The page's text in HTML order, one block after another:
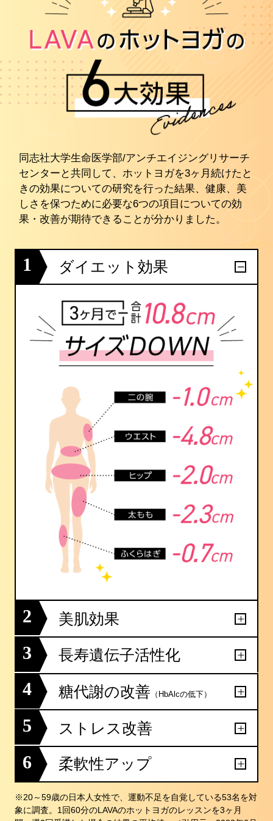
同志社大学生命医学部/アンチエイジングリサーチ
センターと共同して、ホットヨガを3ヶ月続けたと
きの効果についての研究を行った結果、健康、美
しさを保つために必要な6つの項目についての効
果・改善が期待できることが分かりました。
1 ダイエット効果
2 美肌効果
3 長寿遺伝子活性化
4 糖代謝の改善 （HbAlcの低下）
5 ストレス改善
6 柔軟性アップ
※20～59歳の日本人女性で、運動不足を自覚している53名を対
象に調査。1回60分のLAVAのホットヨガのレッスンを3ヶ月